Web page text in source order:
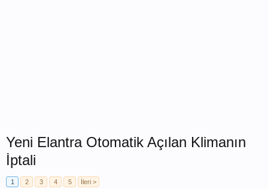
Yeni Elantra Otomatik Açılan Klimanın
İptali
1 2 3 4 5 İleri >